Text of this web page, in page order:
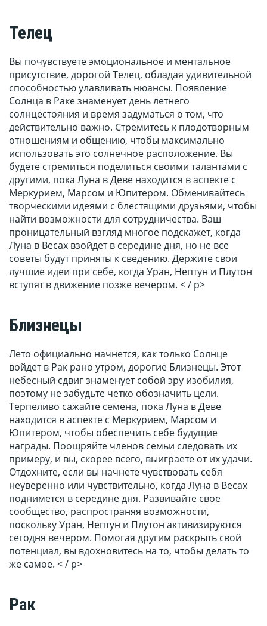
Телец
Вы почувствуете эмоциональное и ментальное
присутствие, дорогой Телец, обладая удивительной
способностью улавливать нюансы. Появление
Солнца в Раке знаменует день летнего
солнцестояния и время задуматься о том, что
действительно важно. Стремитесь к плодотворным
отношениям и общению, чтобы максимально
использовать это солнечное расположение. Вы
будете стремиться поделиться своими талантами с
другими, пока Луна в Деве находится в аспекте с
Меркурием, Марсом и Юпитером. Обменивайтесь
творческими идеями с блестящими друзьями, чтобы
найти возможности для сотрудничества. Ваш
проницательный взгляд многое подскажет, когда
Луна в Весах взойдет в середине дня, но не все
советы будут приняты к сведению. Держите свои
лучшие идеи при себе, когда Уран, Нептун и Плутон
вступят в движение позже вечером. < / p>
Близнецы
Лето официально начнется, как только Солнце
войдет в Рак рано утром, дорогие Близнецы. Этот
небесный сдвиг знаменует собой эру изобилия,
поэтому не забудьте четко обозначить цели.
Терпеливо сажайте семена, пока Луна в Деве
находится в аспекте с Меркурием, Марсом и
Юпитером, чтобы обеспечить себе будущие
награды. Поощряйте членов семьи следовать их
примеру, и вы, скорее всего, выиграете от их удачи.
Отдохните, если вы начнете чувствовать себя
неуверенно или чувствительно, когда Луна в Весах
поднимется в середине дня. Развивайте свое
сообщество, распространяя возможности,
поскольку Уран, Нептун и Плутон активизируются
сегодня вечером. Помогая другим раскрыть свой
потенциал, вы вдохновитесь на то, чтобы делать то
же самое. < / p>
Рак